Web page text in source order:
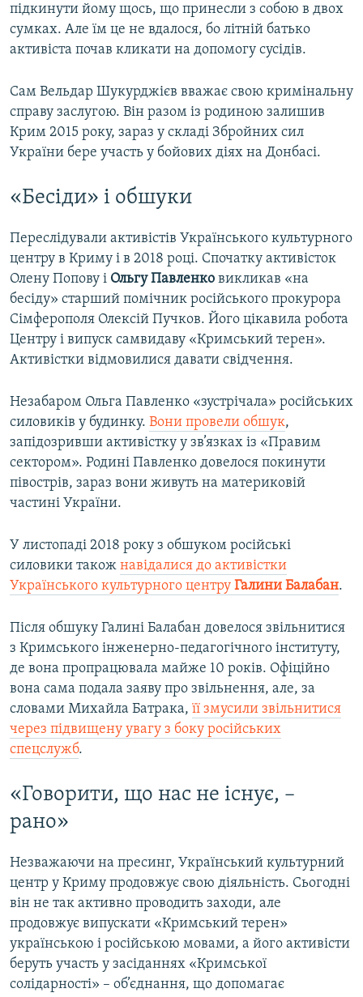
підкинути йому щось, що принесли з собою в двох
сумках. Але їм це не вдалося, бо літній батько
активіста почав кликати на допомогу сусідів.
Сам Вельдар Шукурджієв вважає свою кримінальну
справу заслугою. Він разом із родиною залишив
Крим 2015 року, зараз у складі Збройних сил
України бере участь у бойових діях на Донбасі.
«Бесіди» і обшуки
Переслідували активістів Українського культурного
центру в Криму і в 2018 році. Спочатку активісток
Олену Попову і Ольгу Павленко викликав «на
бесіду» старший помічник російського прокурора
Сімферополя Олексій Пучков. Його цікавила робота
Центру і випуск самвидаву «Кримський терен».
Активістки відмовилися давати свідчення.
Незабаром Ольга Павленко «зустрічала» російських
силовиків у будинку. Вони провели обшук,
запідозривши активістку у зв’язках із «Правим
сектором». Родині Павленко довелося покинути
півострів, зараз вони живуть на материковій
частині України.
У листопаді 2018 року з обшуком російські
силовики також навідалися до активістки
Українського культурного центру Галини Балабан.
Після обшуку Галині Балабан довелося звільнитися
з Кримського інженерно-педагогічного інституту,
де вона пропрацювала майже 10 років. Офіційно
вона сама подала заяву про звільнення, але, за
словами Михайла Батрака, її змусили звільнитися
через підвищену увагу з боку російських
спецслужб.
«Говорити, що нас не існує, –
рано»
Незважаючи на пресинг, Український культурний
центр у Криму продовжує свою діяльність. Сьогодні
він не так активно проводить заходи, але
продовжує випускати «Кримський терен»
українською і російською мовами, а його активісти
беруть участь у засіданнях «Кримської
солідарності» – об’єднання, що допомагає